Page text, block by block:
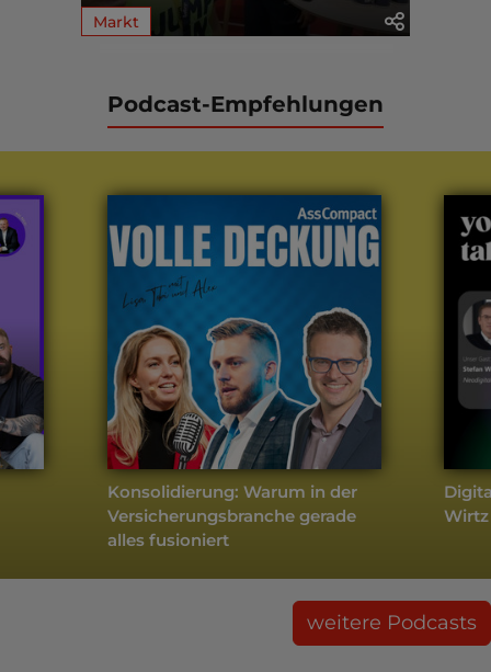
Markt
Podcast-Empfehlungen
Konsolidierung: Warum in der
Versicherungsbranche gerade
alles fusioniert
weitere Podcasts